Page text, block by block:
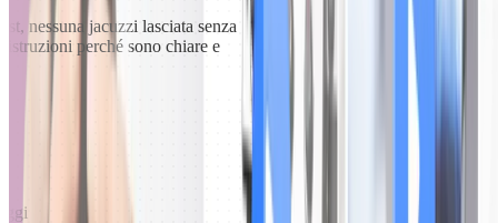
nessuna jacuzzi lasciata senza
perché sono chiare e